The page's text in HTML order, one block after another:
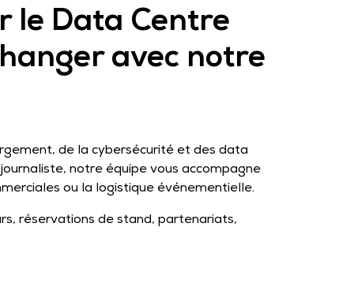
le Data Centre
avec notre
de la cybersécurité et des data
notre équipe vous accompagne
ou la logistique événementielle.
réservations de stand, partenariats,